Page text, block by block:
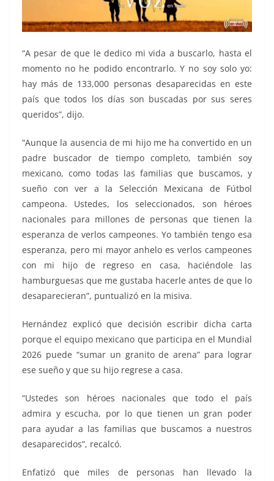
“A pesar de que le dedico mi vida a buscarlo, hasta el
momento no he podido encontrarlo. Y no soy solo yo:
hay más de 133,000 personas desaparecidas en este
país que todos los días son buscadas por sus seres
queridos”, dijo.
“Aunque la ausencia de mi hijo me ha convertido en un
padre buscador de tiempo completo, también soy
mexicano, como todas las familias que buscamos, y
sueño con ver a la Selección Mexicana de Fútbol
campeona. Ustedes, los seleccionados, son héroes
nacionales para millones de personas que tienen la
esperanza de verlos campeones. Yo también tengo esa
esperanza, pero mi mayor anhelo es verlos campeones
con mi hijo de regreso en casa, haciéndole las
hamburguesas que me gustaba hacerle antes de que lo
desaparecieran”, puntualizó en la misiva.
Hernández explicó que decisión escribir dicha carta
porque el equipo mexicano que participa en el Mundial
2026 puede “sumar un granito de arena” para lograr
ese sueño y que su hijo regrese a casa.
“Ustedes son héroes nacionales que todo el país
admira y escucha, por lo que tienen un gran poder
para ayudar a las familias que buscamos a nuestros
desaparecidos”, recalcó.
Enfatizó que miles de personas han llevado la